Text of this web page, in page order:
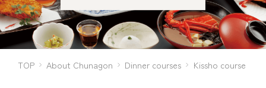
EN 中文 한국어
中納言の伊勢海老
TOP About Chunagon Dinner courses Kissho course